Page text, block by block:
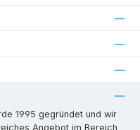
1995 gegründet und wir
Angebot im Bereich